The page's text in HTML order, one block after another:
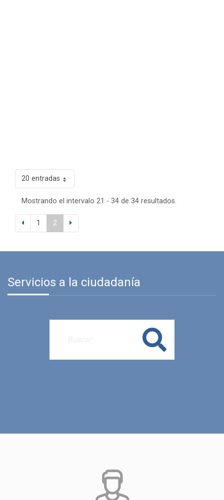
20 entradas
Mostrando el intervalo 21 - 34 de 34 resultados.
1 2
Servicios a la ciudadanía
Buscar